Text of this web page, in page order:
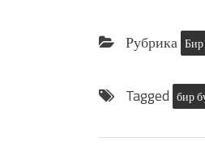
Рубрика
Tagged бир